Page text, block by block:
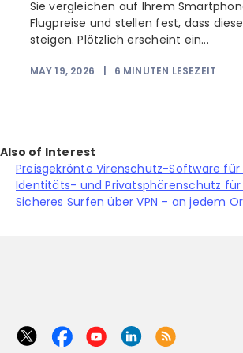
Sie vergleichen auf Ihrem
Flugpreise und stellen fest, dass
steigen. Plötzlich erscheint ein...
MAY 19, 2026 6 MINUTEN LESEZEIT
Also of Interest
Preisgekrönte Virenschutz-Software für
Identitäts- und Privatsphärenschutz für
Sicheres Surfen über VPN – an jedem